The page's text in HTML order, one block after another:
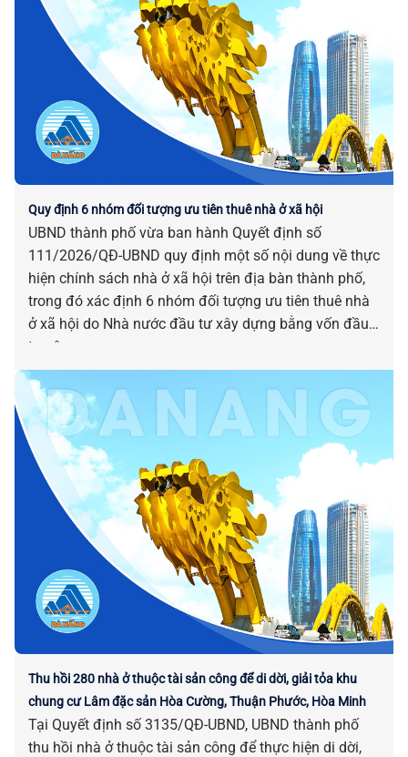
Quy định 6 nhóm đối tượng ưu tiên thuê nhà ở xã hội
UBND thành phố vừa ban hành Quyết định số
111/2026/QĐ-UBND quy định một số nội dung về thực
hiện chính sách nhà ở xã hội trên địa bàn thành phố,
trong đó xác định 6 nhóm đối tượng ưu tiên thuê nhà
ở xã hội do Nhà nước đầu tư xây dựng bằng vốn đầu
tư công.
Thu hồi 280 nhà ở thuộc tài sản công để di dời, giải tỏa khu
chung cư Lâm đặc sản Hòa Cường, Thuận Phước, Hòa Minh
Tại Quyết định số 3135/QĐ-UBND, UBND thành phố
thu hồi nhà ở thuộc tài sản công để thực hiện di dời,